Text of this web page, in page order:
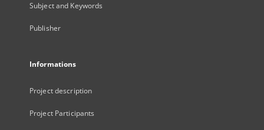
Subject and Keywords
Publisher
Informations
Project description
Project Participants